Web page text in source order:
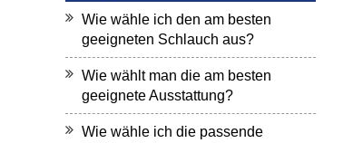
Wie wähle ich den am besten
geeigneten Schlauch aus?
Wie wählt man die am besten
geeignete Ausstattung?
Wie wähle ich die passende